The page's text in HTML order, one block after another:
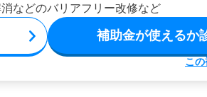
などのバリアフリー改修など
補助金が使えるか
こ